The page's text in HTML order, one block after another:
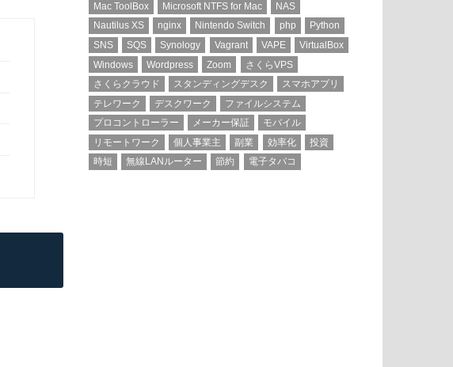
Mac ToolBox
Microsoft NTFS for Mac
NAS
Nautilus XS
nginx Nintendo Switch php
Python
SNS
SQS Synology Vagrant VAPE
VirtualBox
Windows
Wordpress Zoom
さくらVPS
さくらクラウド
スタンディングデスク
スマホアプリ
テレワーク
デスクワーク
ファイルシステム
プロコントローラー
メーカー保証
モバイル
リモートワーク
個人事業主 副業 効率化
投資
時短
無線LANルーター 節約 電子タバコ